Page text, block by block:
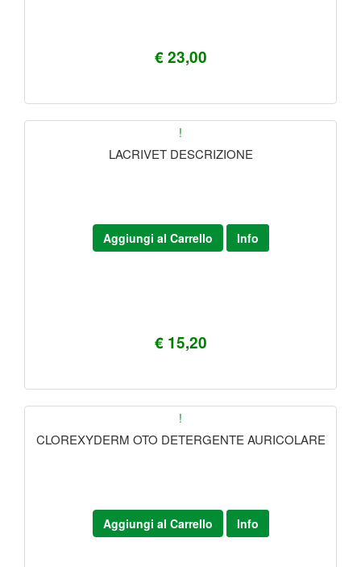
€ 23,00
!
LACRIVET DESCRIZIONE
€ 15,20
Aggiungi al Carrello Info
!
CLOREXYDERM OTO DETERGENTE AURICOLARE
Aggiungi al Carrello Info